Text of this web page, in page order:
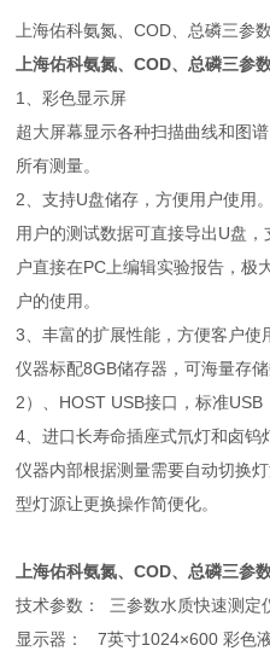
上海佑科氨氮、COD、总磷三参
上海佑科氨氮、COD、总磷三参
1、彩色显示屏
超大屏幕显示各种扫描曲线和图
所有测量。
2、支持U盘储存，方便用户使用。
用户的测试数据可直接导出U盘
户直接在PC上编辑实验报告，极
户的使用。
3、丰富的扩展性能，方便客户使
仪器标配8GB储存器，可海量存
2）、HOST USB接口，标准USB
4、进口长寿命插座式氘灯和卤钨
仪器内部根据测量需要自动切换
型灯源让更换操作简便化。
上海佑科氨氮、COD、总磷三
技术参数： 三参数水质快速测定
显示器： 7英寸1024×600 彩色